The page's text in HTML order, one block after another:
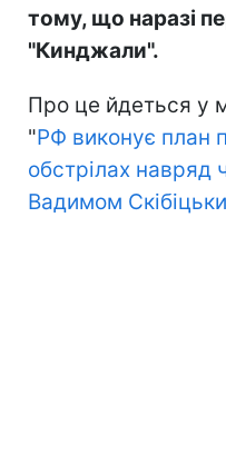
тому, що наразі
"Кинджали".
Про це йдеться у
"РФ виконує план
обстрілах навряд
Вадимом